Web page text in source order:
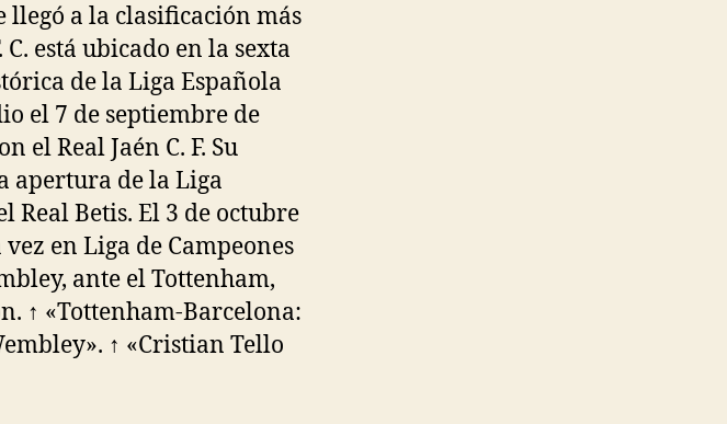
llegó a la clasificación más
está ubicado en la sexta
de la Liga Española
el 7 de septiembre de
el Real Jaén C. F. Su
apertura de la Liga
Real Betis. El 3 de octubre
en Liga de Campeones
ante el Tottenham,
↑ «Tottenham-Barcelona:
↑ «Cristian Tello